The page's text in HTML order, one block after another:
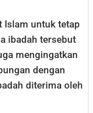
Islam untuk tetap
ibadah tersebut
mengingatkan
dengan
diterima oleh